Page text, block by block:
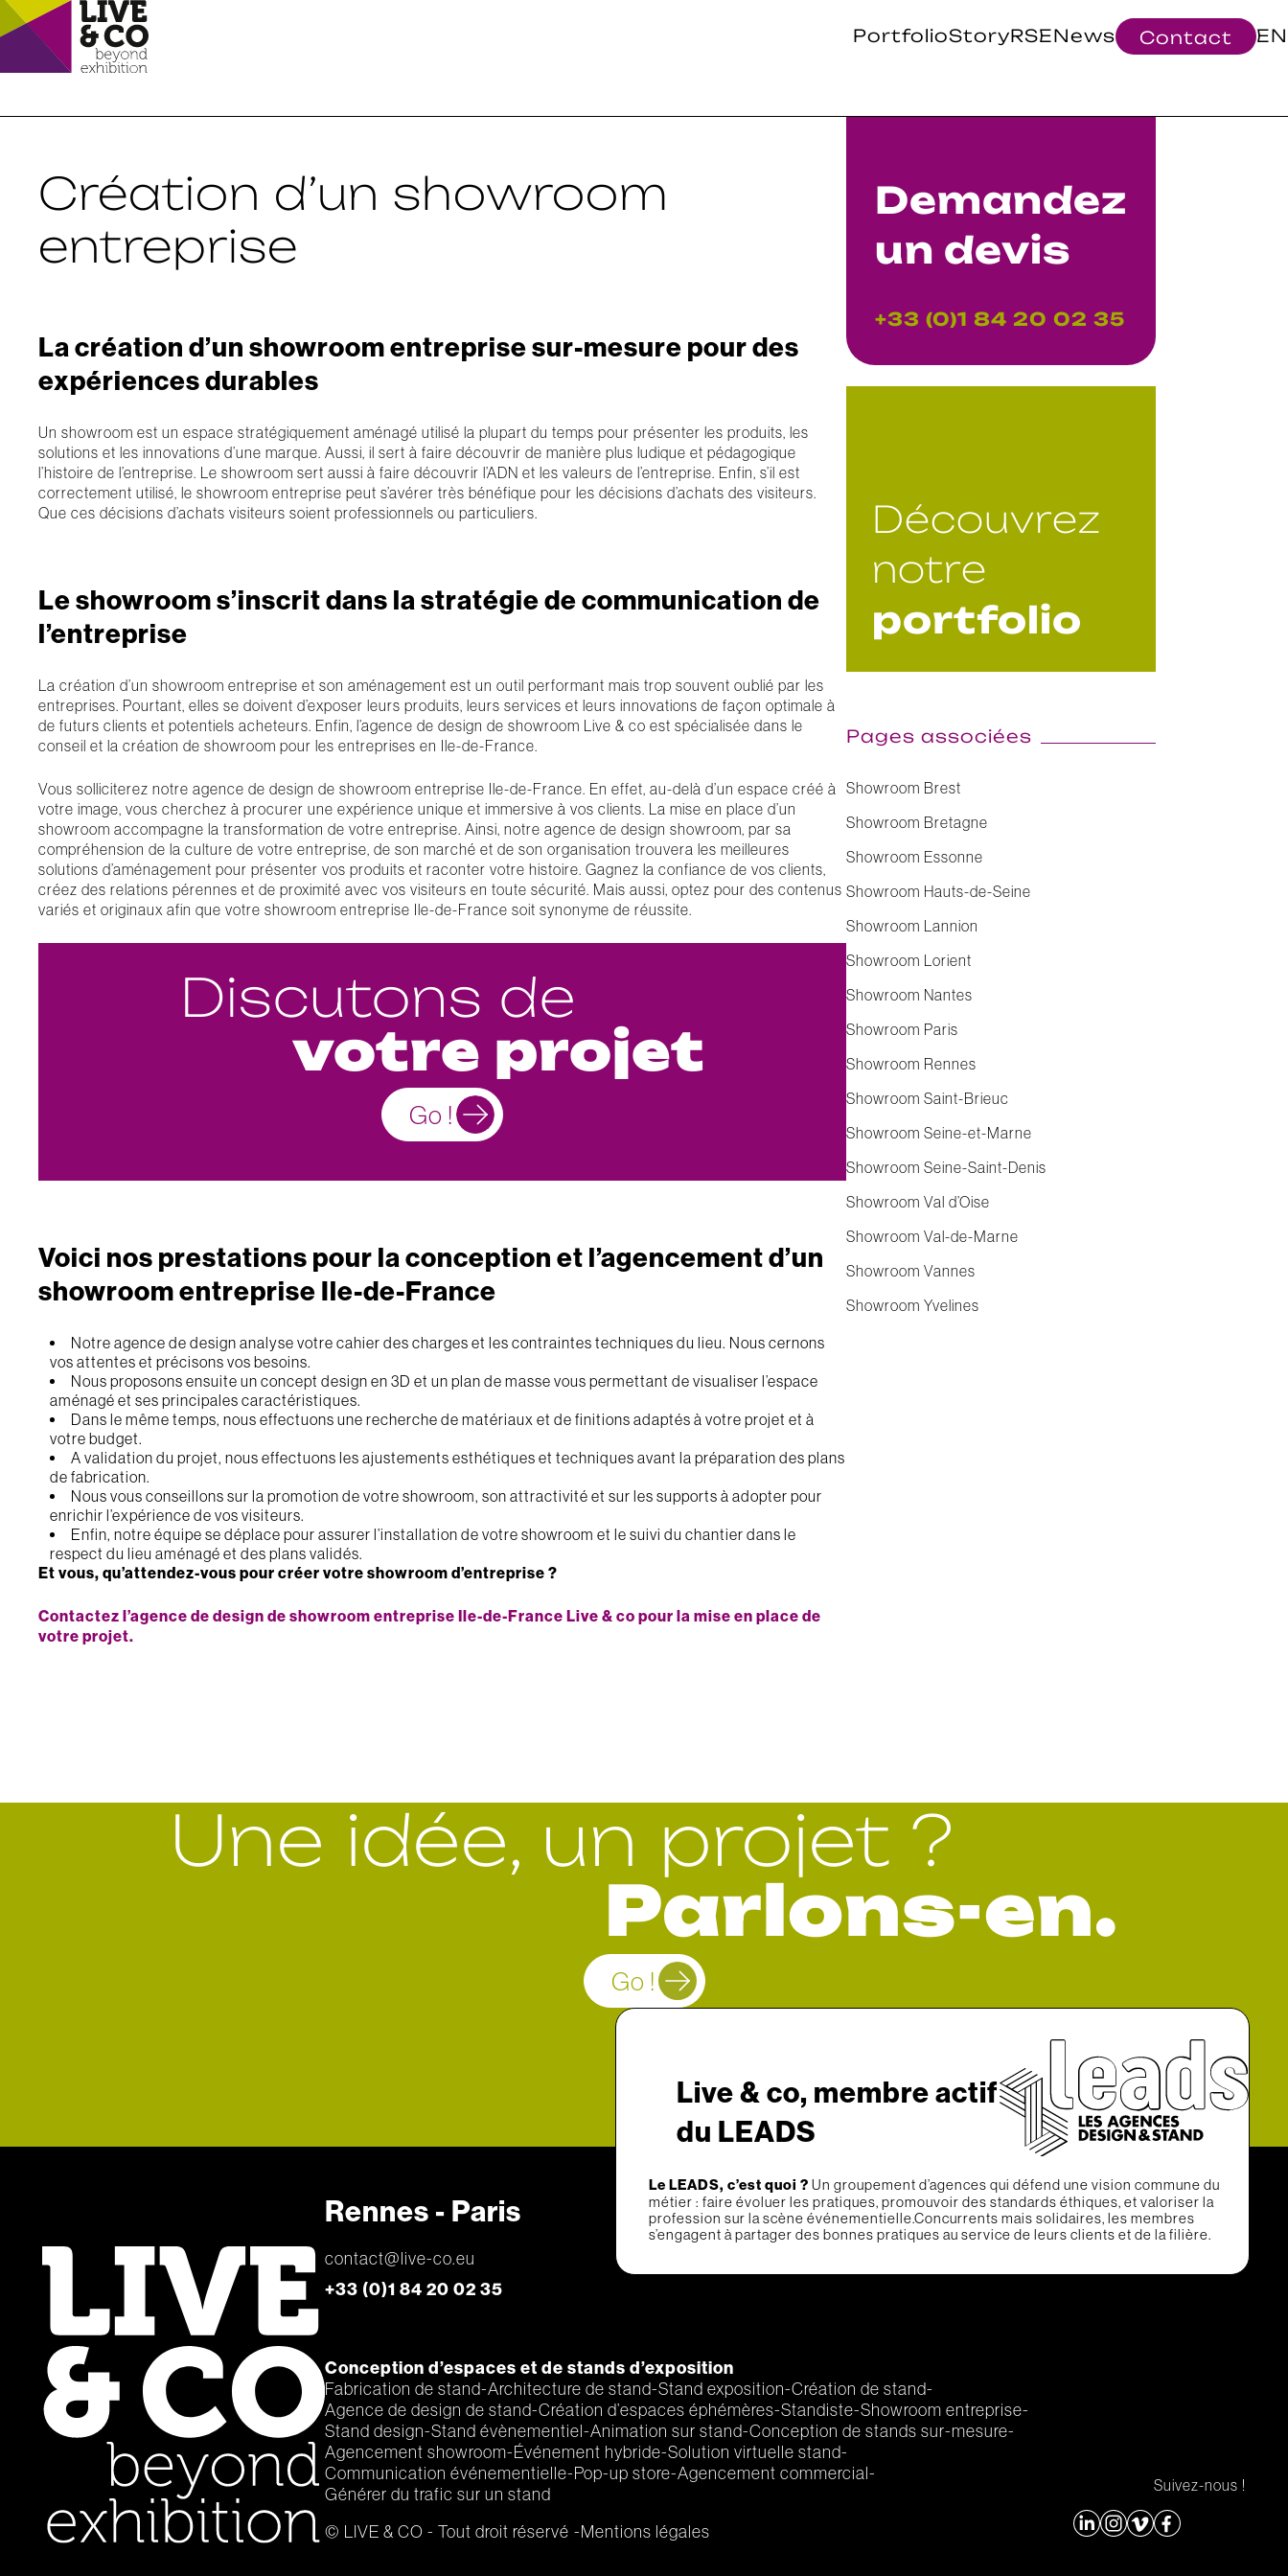
PortfolioStoryRSENews Contact EN
Création d’un showroom
entreprise
La création d’un showroom entreprise sur-mesure pour des
expériences durables
Un showroom est un espace stratégiquement aménagé utilisé la plupart du temps pour présenter les produits, les
solutions et les innovations d’une marque. Aussi, il sert à faire découvrir de manière plus ludique et pédagogique
l’histoire de l’entreprise. Le showroom sert aussi à faire découvrir l’ADN et les valeurs de l’entreprise. Enfin, s’il est
correctement utilisé, le showroom entreprise peut s’avérer très bénéfique pour les décisions d’achats des visiteurs.
Que ces décisions d’achats visiteurs soient professionnels ou particuliers.
Le showroom s’inscrit dans la stratégie de communication de
l’entreprise
La création d’un showroom entreprise et son aménagement est un outil performant mais trop souvent oublié par les
entreprises. Pourtant, elles se doivent d’exposer leurs produits, leurs services et leurs innovations de façon optimale à
de futurs clients et potentiels acheteurs. Enfin, l’agence de design de showroom Live & co est spécialisée dans le
conseil et la création de showroom pour les entreprises en Ile-de-France.
Vous solliciterez notre agence de design de showroom entreprise Ile-de-France. En effet, au-delà d’un espace créé à
votre image, vous cherchez à procurer une expérience unique et immersive à vos clients. La mise en place d’un
showroom accompagne la transformation de votre entreprise. Ainsi, notre agence de design showroom, par sa
compréhension de la culture de votre entreprise, de son marché et de son organisation trouvera les meilleures
solutions d’aménagement pour présenter vos produits et raconter votre histoire. Gagnez la confiance de vos clients,
créez des relations pérennes et de proximité avec vos visiteurs en toute sécurité. Mais aussi, optez pour des contenus
variés et originaux afin que votre showroom entreprise Ile-de-France soit synonyme de réussite.
Discutons de
votre projet
Go !
Voici nos prestations pour la conception et l’agencement d’un
showroom entreprise Ile-de-France
Notre agence de design analyse votre cahier des charges et les contraintes techniques du lieu. Nous cernons
vos attentes et précisons vos besoins.
Nous proposons ensuite un concept design en 3D et un plan de masse vous permettant de visualiser l’espace
aménagé et ses principales caractéristiques.
Dans le même temps, nous effectuons une recherche de matériaux et de finitions adaptés à votre projet et à
votre budget.
A validation du projet, nous effectuons les ajustements esthétiques et techniques avant la préparation des plans
de fabrication.
Nous vous conseillons sur la promotion de votre showroom, son attractivité et sur les supports à adopter pour
enrichir l’expérience de vos visiteurs.
Enfin, notre équipe se déplace pour assurer l’installation de votre showroom et le suivi du chantier dans le
respect du lieu aménagé et des plans validés.
Et vous, qu’attendez-vous pour créer votre showroom d’entreprise ?
Contactez l’agence de design de showroom entreprise Ile-de-France Live & co pour la mise en place de
votre projet.
Demandez
un devis
+33 (0)1 84 20 02 35
Découvrez
notre
portfolio
Pages associées
Showroom Brest
Showroom Bretagne
Showroom Essonne
Showroom Hauts-de-Seine
Showroom Lannion
Showroom Lorient
Showroom Nantes
Showroom Paris
Showroom Rennes
Showroom Saint-Brieuc
Showroom Seine-et-Marne
Showroom Seine-Saint-Denis
Showroom Val d’Oise
Showroom Val-de-Marne
Showroom Vannes
Showroom Yvelines
Une idée, un projet ?
Parlons-en.
Go !
Live & co, membre actif
du LEADS
Le LEADS, c’est quoi ? Un groupement d’agences qui défend une vision commune du
métier : faire évoluer les pratiques, promouvoir des standards éthiques, et valoriser la
profession sur la scène événementielle.Concurrents mais solidaires, les membres
s’engagent à partager des bonnes pratiques au service de leurs clients et de la filière.
Rennes - Paris
contact@live-co.eu
+33 (0)1 84 20 02 35
Conception d’espaces et de stands d’exposition
Fabrication de stand Architecture de stand Stand exposition Création de stand
Agence de design de stand Création d’espaces éphémères Standiste Showroom entreprise
Stand design Stand évènementiel Animation sur stand Conception de stands sur-mesure
Agencement showroom Événement hybride Solution virtuelle stand
Communication événementielle Pop-up store Agencement commercial
Générer du trafic sur un stand
© LIVE & CO - Tout droit réservé
Mentions légales
Suivez-nous !